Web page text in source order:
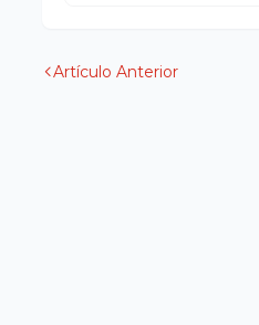
Artículo Anterior